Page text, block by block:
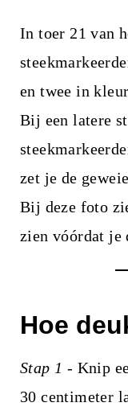
In toer 21 van
en twee in
Bij een latere
zet je de
Bij deze foto
zien vóórdat je
Hoe
Stap 1 - Knip
30 centimeter